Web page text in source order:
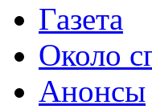
Газета
Около
Анонсы